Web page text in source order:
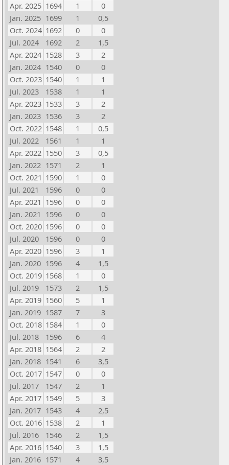
Apr. 2025 1694 1
0
Jan. 2025 1699 1
0,5
Oct. 2024 1692 0
0
Jul. 2024
1692 2
1,5
Apr. 2024 1528 3
2
Jan. 2024 1540 0
0
Oct. 2023 1540 1
1
Jul. 2023
1538 1
1
Apr. 2023 1533 3
2
Jan. 2023 1536 3
2
Oct. 2022 1548 1
0,5
Jul. 2022
1561 1
1
Apr. 2022 1550 3
0,5
Jan. 2022 1571 2
1
Oct. 2021 1590 1
0
Jul. 2021
1596 0
0
Apr. 2021 1596 0
0
Jan. 2021 1596 0
0
Oct. 2020 1596 0
0
Jul. 2020
1596 0
0
Apr. 2020 1596 3
1
Jan. 2020 1596 4
1,5
Oct. 2019 1568 1
0
Jul. 2019
1573 2
1,5
Apr. 2019 1560 5
1
Jan. 2019 1587 7
3
Oct. 2018 1584 1
0
Jul. 2018
1596 6
4
Apr. 2018 1564 2
2
Jan. 2018 1541 6
3,5
Oct. 2017 1547 0
0
Jul. 2017
1547 2
1
Apr. 2017 1549 5
3
Jan. 2017 1543 4
2,5
Oct. 2016 1538 2
1
Jul. 2016
1546 2
1,5
Apr. 2016 1540 3
1,5
Jan. 2016 1571 4
3,5